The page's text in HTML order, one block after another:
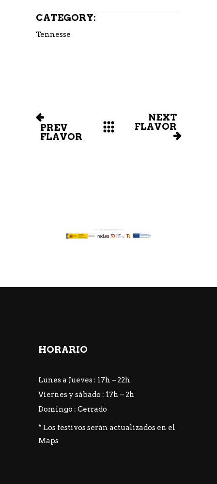
CATEGORY:
Tennesse
PREV
FLAVOR
NEXT
FLAVOR
HORARIO
Lunes a Jueves : 17h – 22h
Viernes y sábado : 17h – 2h
Domingo : Cerrado
* Los festivos serán actualizados en el
Maps